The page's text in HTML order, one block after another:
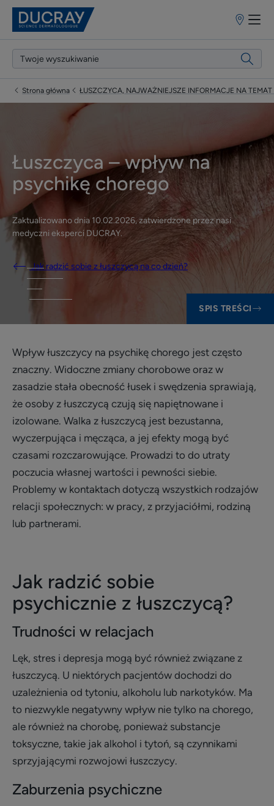
Punkty
Strona główna ŁUSZCZYCA, NAJWAŻNIEJSZE INFORMACJE NA TEMAT
Łuszczyca – wpływ na
psychikę chorego
Zaktualizowano dnia 10.02.2026, zatwierdzone przeznasi
medyczni eksperci DUCRAY.
Jak radzić sobie z łuszczycą na co dzień?
SPIS TREŚCI
Wpływ łuszczycy na psychikę chorego jest często
znaczny. Widoczne zmiany chorobowe oraz w
zasadzie stała obecność łusek i swędzenia sprawiają,
że osoby z łuszczycą czują się napiętnowane i
izolowane. Walka z łuszczycą jest bezustanna,
wyczerpująca i męcząca, a jej efekty mogą być
czasami rozczarowujące. Prowadzi to do utraty
poczucia własnej wartości i pewności siebie.
Problemy w kontaktach dotyczą wszystkich rodzajów
relacji społecznych: w pracy, z przyjaciółmi, rodziną
lub partnerami.
Jak radzić sobie
psychicznie z łuszczycą?
Trudności w relacjach
Lęk, stres i depresja mogą być również związane z
łuszczycą. U niektórych pacjentów dochodzi do
uzależnienia od tytoniu, alkoholu lub narkotyków. Ma
to niezwykle negatywny wpływ nie tylko na chorego,
ale również na chorobę, ponieważ substancje
toksyczne, takie jak alkohol i tytoń, są czynnikami
sprzyjającymi rozwojowi łuszczycy.
Zaburzenia psychiczne